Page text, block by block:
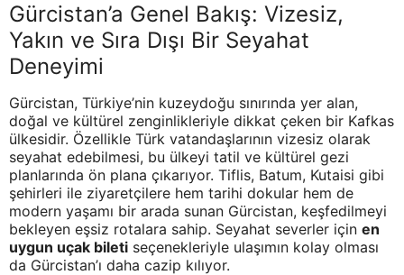
Gürcistan’a Genel Bakış: Vizesiz,
Yakın ve Sıra Dışı Bir Seyahat
Deneyimi
Gürcistan, Türkiye’nin kuzeydoğu sınırında yer alan,
doğal ve kültürel zenginlikleriyle dikkat çeken bir Kafkas
ülkesidir. Özellikle Türk vatandaşlarının vizesiz olarak
seyahat edebilmesi, bu ülkeyi tatil ve kültürel gezi
planlarında ön plana çıkarıyor. Tiflis, Batum, Kutaisi gibi
şehirleri ile ziyaretçilere hem tarihi dokular hem de
modern yaşamı bir arada sunan Gürcistan, keşfedilmeyi
bekleyen eşsiz rotalara sahip. Seyahat severler için en
uygun uçak bileti seçenekleriyle ulaşımın kolay olması
da Gürcistan’ı daha cazip kılıyor.